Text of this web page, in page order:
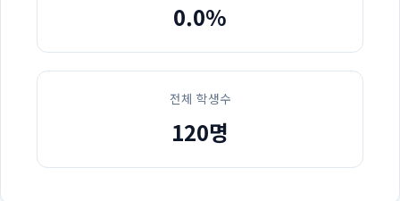
0.0%
전체 학생수
120명